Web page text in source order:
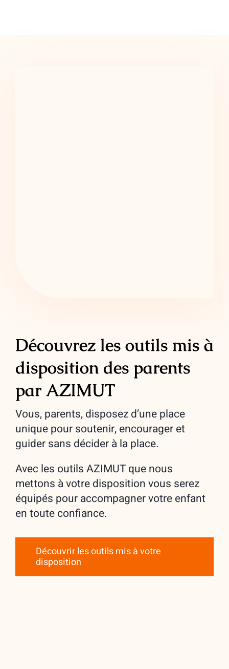
Découvrez les outils mis à
disposition des parents
par AZIMUT
Vous, parents, disposez d’une place
unique pour soutenir, encourager et
guider sans décider à la place.
Avec les outils AZIMUT que nous
mettons à votre disposition vous serez
équipés pour accompagner votre enfant
en toute confiance.
Découvrir les outils mis à votre
disposition